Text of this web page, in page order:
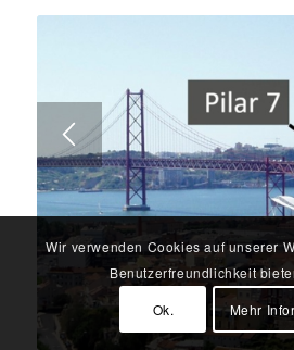
Wir verwenden Cookies auf unserer
Benutzerfreundlichkeit
Ok.
Mehr